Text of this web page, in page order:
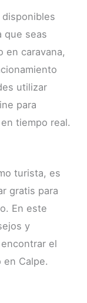
que seas
en caravana,
utilizar
para
tiempo real.
turista, es
gratis para
En este
y
el
en Calpe.